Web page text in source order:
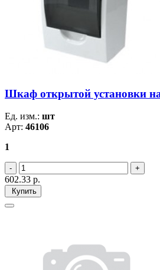
Шкаф открытой установки
Ед. изм.: шт
Арт: 46106
1
602.33 р.
Купить